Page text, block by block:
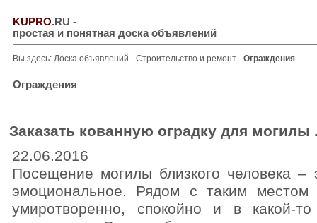
KUPRO.RU -
простая и понятная доска объявлений
Вы здесь: Доска объявлений - Строительство и ремонт - Ограждения
Ограждения
Заказать кованную оградку для могилы
22.06.2016
Посещение могилы близкого человека –
эмоциональное. Рядом с таким местом
умиротворенно, спокойно и в какой-